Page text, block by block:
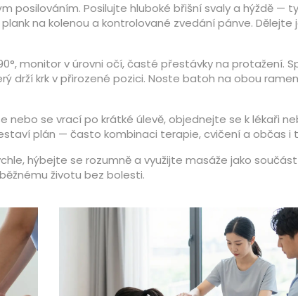
posilováním. Posilujte hluboké břišní svaly a hýždě —
na kolenou a kontrolované zvedání pánve. Dělejte
monitor v úrovni očí, časté přestávky na protažení.
drží krk v přirozené pozici. Noste batoh na obou
nebo se vrací po krátké úlevě, objednejte se k lékaři
plán — často kombinaci terapie, cvičení a občas i
hýbejte se rozumně a využijte masáže jako
životu bez bolesti.